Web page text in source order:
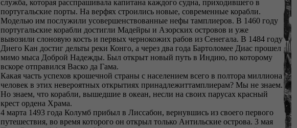
служба, которая расспрашивала капитана каждого судна, приходившего в
португальские порты. На верфях строились новые, современные корабли.
Моделью им послужили усовершенствованные нефы тамплиеров. В 1460 году
португальские корабли достигли Мадейры и Азорских островов и уже
вывозили слоновую кость и первых чернокожих рабов из Сенегала. В 1484 году
Диего Кан достиг дельты реки Конго, а через два года Бартоломее Диас прошел
мимо мыса Доброй Надежды. Был открыт новый путь в Индию, по которому
вскоре отправился Васко да Гама.
Какая часть успехов крошечной страны с населением всего в полтора миллиона
человек в этих невероятных открытиях принадлежиттамплиерам? Мы не знаем.
Но знаем, что корабли, вышедшие в океан, несли на своих парусах красный
крест ордена Храма.
4 марта 1493 года Колумб прибыл в Лиссабон, вернувшись из своего первого
путешествия, во время которого он открыл только Антильские острова. 3 мая